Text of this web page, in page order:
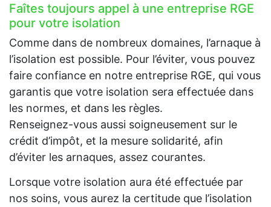
Faîtes toujours appel à une entreprise RGE
pour votre isolation
Comme dans de nombreux domaines, l’arnaque à
l’isolation est possible. Pour l’éviter, vous pouvez
faire confiance en notre entreprise RGE, qui vous
garantis que votre isolation sera effectuée dans
les normes, et dans les règles.
Renseignez-vous aussi soigneusement sur le
crédit d’impôt, et la mesure solidarité, afin
d’éviter les arnaques, assez courantes.
Lorsque votre isolation aura été effectuée par
nos soins, vous aurez la certitude que l’isolation